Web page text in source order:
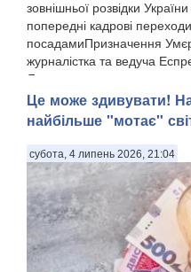
зовнішньої розвідки
попередні кадрові
посадамиПризначення
журналістка та ведуча
Ярмолаєва у п...
Це може здивувати!
найбільше "мотає"
субота, 4 липень 2026, 21:04